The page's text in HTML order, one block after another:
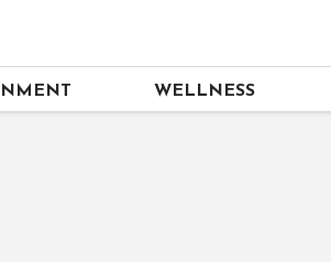
WELLNESS